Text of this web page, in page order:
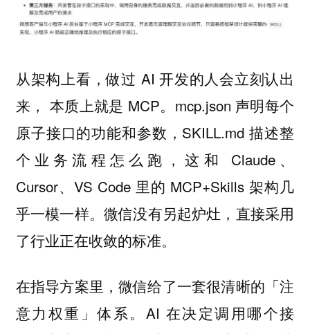
从架构上看，做过 AI 开发的人会立刻认出
来， 本质上就是 MCP。mcp.json 声明每个
原子接口的功能和参数，SKILL.md 描述整
个业务流程怎么跑，这和 Claude、
Cursor、VS Code 里的 MCP+Skills 架构几
乎一模一样。 微信没有另起炉灶，直接采用
了行业正在收敛的标准。
在指导方案里，微信给了一套很清晰的「注
意力权重」体系。AI 在决定调用哪个接